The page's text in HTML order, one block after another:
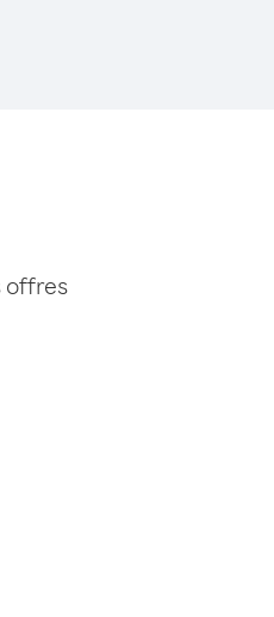
offres